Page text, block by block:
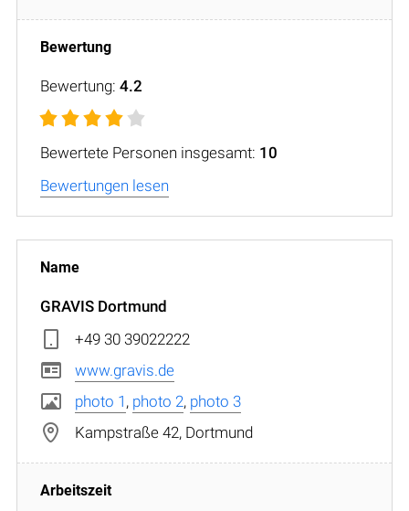
Bewertung: 4.2
Bewertete Personen insgesamt: 10
Bewertungen lesen
GRAVIS Dortmund
+49 30 39022222
www.gravis.de
photo 1 , photo 2, photo 3
Kampstraße 42, Dortmund